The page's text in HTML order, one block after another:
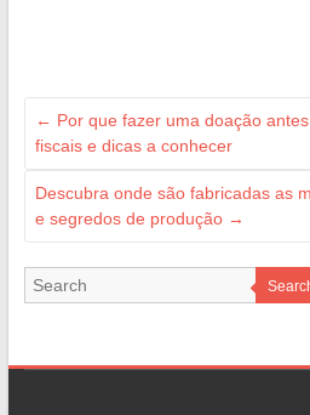
← Por que fazer uma doação
fiscais e dicas a conhecer
Descubra onde são fabricadas as
e segredos de produção →